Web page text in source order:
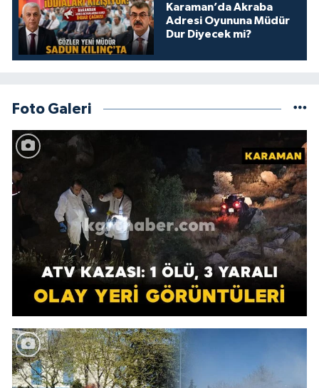
Karaman’da Akraba
Adresi Oyununa Müdür
Dur Diyecek mi?
Foto Galeri